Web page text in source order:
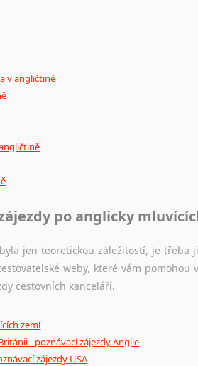
v angličtině
po anglicky
jen teoretickou záležitostí, je
weby, které vám
cestovních kanceláří.
zemí
- poznávací zájezdy Anglie
zájezdy USA